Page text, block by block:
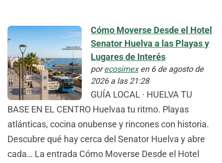
Cómo Moverse Desde el Hotel
Senator Huelva a las Playas y
Lugares de Interés
porecosimexen 6 de agosto de
2026 a las 21:28
GUÍA LOCAL · HUELVA TU
BASE EN EL CENTRO Huelvaa tu ritmo. Playas
atlánticas, cocina onubense y rincones con historia.
Descubre qué hay cerca del Senator Huelva y abre
cada… La entrada Cómo Moverse Desde el Hotel